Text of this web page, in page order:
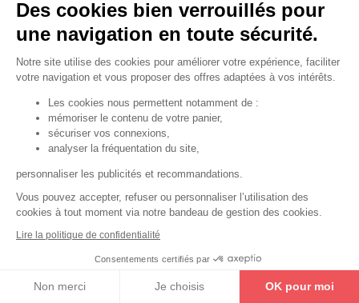
Equipements de porte
•Judas de porte
Fermes-portes
•Arrêts de porte
•Butoirs de porte
• Charnières de porte
• Accessoires de fixation
Les astuces
Les équipements de porte
Les équipements pour les personnes
Des cookies bien verrouillés pour
une navigation en toute sécurité.
Notre site utilise des cookies pour améliorer votre expérience, faciliter
votre navigation et vous proposer des offres adaptées à vos intérêts.
Les cookies nous permettent notamment de :
mémoriser le contenu de votre panier,
sécuriser vos connexions,
analyser la fréquentation du site,
personnaliser les publicités et recommandations.
Vous pouvez accepter, refuser ou personnaliser l’utilisation des
cookies à tout moment via notre bandeau de gestion des cookies.
Lire la politique de confidentialité
Consentements certifiés par
Non merci Je choisis OK pour moi